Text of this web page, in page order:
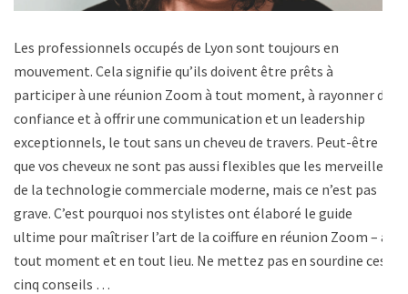
Les professionnels occupés de Lyon sont toujours en
mouvement. Cela signifie qu’ils doivent être prêts à
participer à une réunion Zoom à tout moment, à rayonner de
confiance et à offrir une communication et un leadership
exceptionnels, le tout sans un cheveu de travers. Peut-être
que vos cheveux ne sont pas aussi flexibles que les merveilles
de la technologie commerciale moderne, mais ce n’est pas
grave. C’est pourquoi nos stylistes ont élaboré le guide
ultime pour maîtriser l’art de la coiffure en réunion Zoom – à
tout moment et en tout lieu. Ne mettez pas en sourdine ces
cinq conseils …